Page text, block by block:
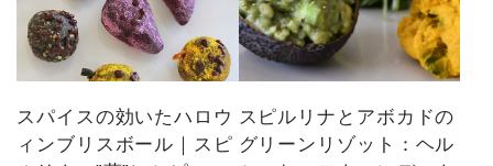
スパイスの効いたハロウ
ィンブリスボール｜スピ
スピルリナとアボカドの
グリーンリゾット：ヘル